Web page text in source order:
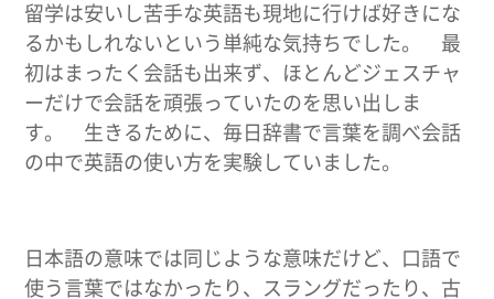
留学は安いし苦手な英語も現地に行けば好きにな
るかもしれないという単純な気持ちでした。 最
初はまったく会話も出来ず、ほとんどジェスチャ
ーだけで会話を頑張っていたのを思い出しま
す。 生きるために、毎日辞書で言葉を調べ会話
の中で英語の使い方を実験していました。
日本語の意味では同じような意味だけど、口語で
使う言葉ではなかったり、スラングだったり、古